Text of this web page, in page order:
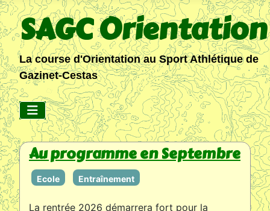
SAGC Orientation
La course d'Orientation au Sport Athlétique de
Gazinet-Cestas
Au programme en Septembre
Ecole Entraînement
La rentrée 2026 démarrera fort pour la